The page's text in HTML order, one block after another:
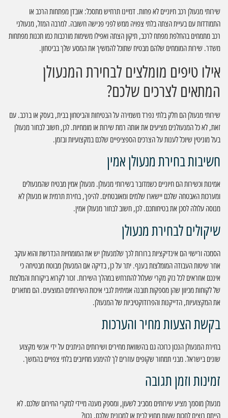
שירותי מנעולן רכב חיוניים לא פחות. דמיינו תרחיש מתסכל: אובדן מפתחות הרכב או
התמודדות עם בעיית הצתה בלתי צפויה ממש לפני פגישה חשובה. למרבה המזל, מנעולני
רכב מתמחים בהחלפת מפתח לרכב, תיקון הצתה ואפילו משימות מורכבות כמו תכנות מפתחות
משדר. שירות המומחים שלהם מבטיח שתוכל להמשיך את המסע שלך בביטחון.
אילו טיפים מומלצים לבחירת המנעולן
המתאים לצרכים שלכם?
שירותי מנעולן הם חלק בלתי נפרד משמירה על הבטיחות והביטחון בבית, בעסק או ברכב. עם
זאת, לא כל המנעולנים מציעים את אותה רמת שירות או מומחיות. לכן, חשוב לבחור מנעולן
בעל מוניטין שיוכל לענות על הצרכים הספציפיים שלכם במקצועיות ובזמן.
חשיבות בחירת מנעולן אמין
אמינות וכשירות הם חיוניים כשמדובר בשירותי מנעולן. מנעולן אמין מבטיח שהמנעולים
ומערכות האבטחה שלכם יישארו שלמים ומאובטחים. להיפך, בחירת תרמית או מנעולן לא
מנוסה עלולה לסכן את בטיחותכם. לכן, חשוב לבחור מנעולן אמין.
שיקולים לבחירת מנעולן
הסמכה ורישוי הם אינדיקציות ברורות לכך שלמנעולן יש את המומחיות הנדרשת והוא עוקב
אחר שיטות העבודה המומלצות בענף. יתר על כן, בדיקה אם המנעולן מבוטח מבטיחה כי
אינכם אחראים לכל נזק מקרי שעלול להתרחש במהלך השירות. זכור לקרוא ביקורות והמלצות
של לקוחות מכיוון שהן מספקות תובנה אמיתית לגבי איכות השירותים המוצעים. הם מתארים
את המקצועיות, הדייקנות והפרודוקטיביות של המנעולן.
בקשת הצעות מחיר והערכות
בחירת המנעולן הנכון כרוכה גם בהשוואת מחירים ושירותים הניתנים על ידי אנשי מקצוע
שונים בישראל. מבני תמחור שקופים עוזרים לך להימנע מחיובים בלתי צפויים בהמשך.
זמינות וזמן תגובה
מנעולן מוסמך מציע שירותים מסביב לשעון, ומספק מענה מיידי למקרי החירום שלכם. לא
הייתם רוצים לחכות שעות מחוץ לבית או למכונית שלכם, נכון?